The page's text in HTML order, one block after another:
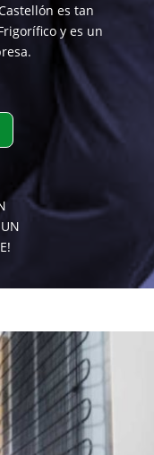
es tan
y es un